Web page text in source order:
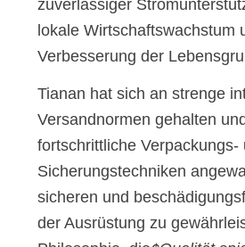
FORDERN
ZITAT
SITEMAP
PRIVACY
zuverlässiger
lokale Wirtschaftswachstum
Verbesserung der
Tianan hat sich an strenge
Versandnormen gehalten
fortschrittliche Verpackungs-
Sicherungstechniken
sicheren und
der Ausrüstung zu